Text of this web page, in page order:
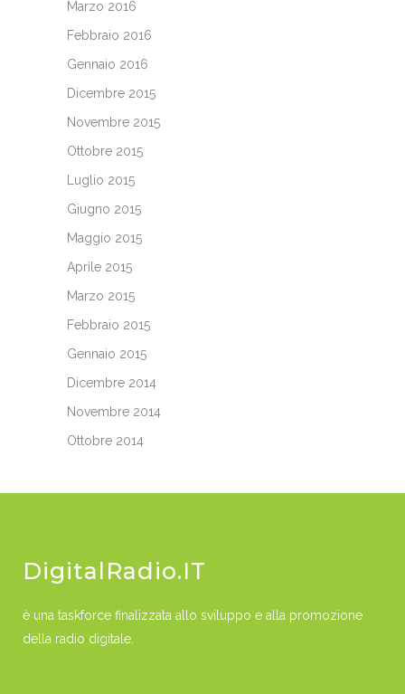
Marzo 2016
Febbraio 2016
Gennaio 2016
Dicembre 2015
Novembre 2015
Ottobre 2015
Luglio 2015
Giugno 2015
Maggio 2015
Aprile 2015
Marzo 2015
Febbraio 2015
Gennaio 2015
Dicembre 2014
Novembre 2014
Ottobre 2014
DigitalRadio.IT
è una taskforce finalizzata allo sviluppo e alla promozione
della radio digitale.